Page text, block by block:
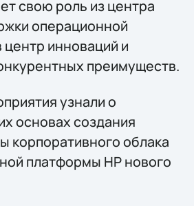
свою роль из центра
операционной
центр инноваций и
преимуществ.
узнали о
основах создания
корпоративного облака
платформы HP нового